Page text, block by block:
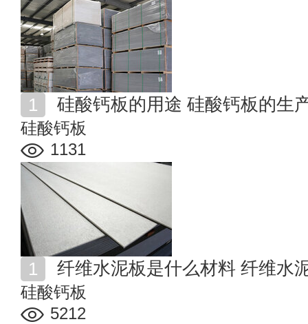
硅酸钙板的用途 硅酸钙板的生
硅酸钙板
1131
纤维水泥板是什么材料 纤维水
硅酸钙板
5212